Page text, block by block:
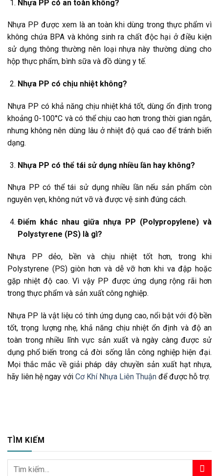
Nhựa PP có an toàn không?
Nhựa PP được xem là an toàn khi dùng trong thực phẩm vì
không chứa BPA và không sinh ra chất độc hại ở điều kiện
sử dụng thông thường nên loại nhựa này thường dùng cho
hộp thực phẩm, bình sữa và đồ dùng y tế.
Nhựa PP có chịu nhiệt không?
Nhựa PP có khả năng chịu nhiệt khá tốt, dùng ổn định trong
khoảng 0-100°C và có thể chịu cao hơn trong thời gian ngắn,
nhưng không nên dùng lâu ở nhiệt độ quá cao để tránh biến
dạng.
Nhựa PP có thể tái sử dụng nhiều lần hay không?
Nhựa PP có thể tái sử dụng nhiều lần nếu sản phẩm còn
nguyên vẹn, không nứt vỡ và được vệ sinh đúng cách.
Điểm khác nhau giữa nhựa PP (Polypropylene) và
Polystyrene (PS) là gì?
Nhựa PP dẻo, bền và chịu nhiệt tốt hơn, trong khi
Polystyrene (PS) giòn hơn và dễ vỡ hơn khi va đập hoặc
gặp nhiệt độ cao. Vì vậy PP được ứng dụng rộng rãi hơn
trong thực phẩm và sản xuất công nghiệp.
Nhựa PP là vật liệu có tính ứng dụng cao, nổi bật với độ bền
tốt, trọng lượng nhẹ, khả năng chịu nhiệt ổn định và độ an
toàn trong nhiều lĩnh vực sản xuất và ngày càng được sử
dụng phổ biến trong cả đời sống lẫn công nghiệp hiện đại.
Mọi thắc mắc về giải pháp dây chuyền sản xuất hạt nhựa,
hãy liên hệ ngay với Cơ Khí Nhựa Liên Thuận để được hỗ trợ.
TÌM KIẾM